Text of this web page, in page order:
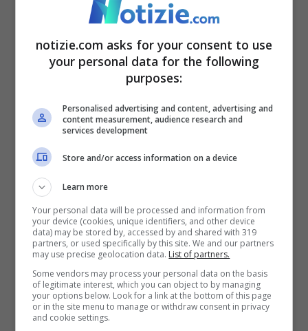
spacciarsi per milionari – Notizie.com
Il vero punto: un esperto di
finanza non vi venderà mai un
corso per diventare ricchi
A questo punto, c’è una domanda che
dobbiamo porci: se qualcuno sa davvero
notizie.com asks for your consent to use
your personal data for the following
purposes:
Personalised advertising and content, advertising and
content measurement, audience research and
services development
Store and/or access information on a device
Learn more
Your personal data will be processed and information from
your device (cookies, unique identifiers, and other device
data) may be stored by, accessed by and shared with 319
partners, or used specifically by this site. We and our partners
may use precise geolocation data. List of partners.
Some vendors may process your personal data on the basis
of legitimate interest, which you can object to by managing
your options below. Look for a link at the bottom of this page
or in the site menu to manage or withdraw consent in privacy
and cookie settings.